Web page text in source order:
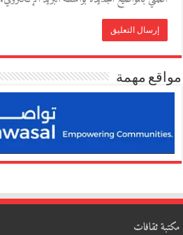
مواقع مهمة
مكتبة ثقافات